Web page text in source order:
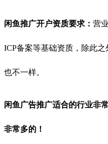
闲鱼推广开户资质要求： 营
ICP备案等基础资质，除此
也不一样。
闲鱼广告推广适合的行业非
非常多的！